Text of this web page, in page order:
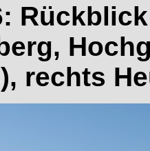
rechts